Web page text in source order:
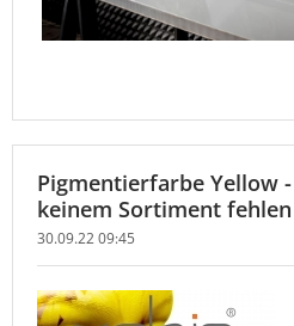
Pigmentierfarbe Yellow
keinem Sortiment fehlen
30.09.22 09:45